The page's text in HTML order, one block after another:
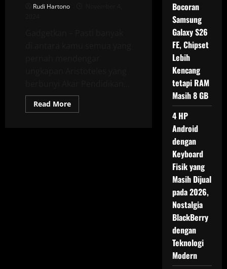
Rudi Hartono
Read MoreRead
more
Bocoran
Samsung
Galaxy S26
FE, Chipset
Lebih
Kencang
tetapi RAM
Masih 8 GB
4 HP
Android
dengan
Keyboard
Fisik yang
Masih Dijual
pada 2026,
Nostalgia
BlackBerry
dengan
Teknologi
Modern